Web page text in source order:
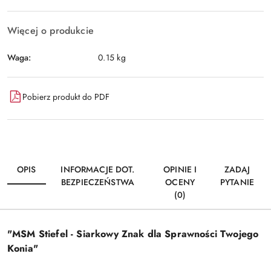
Więcej o produkcie
Waga: 0.15 kg
Pobierz produkt do PDF
OPIS
INFORMACJE DOT.
BEZPIECZEŃSTWA
OPINIE I
OCENY
(0)
ZADAJ
PYTANIE
"MSM Stiefel - Siarkowy Znak dla Sprawności Twojego
Konia"